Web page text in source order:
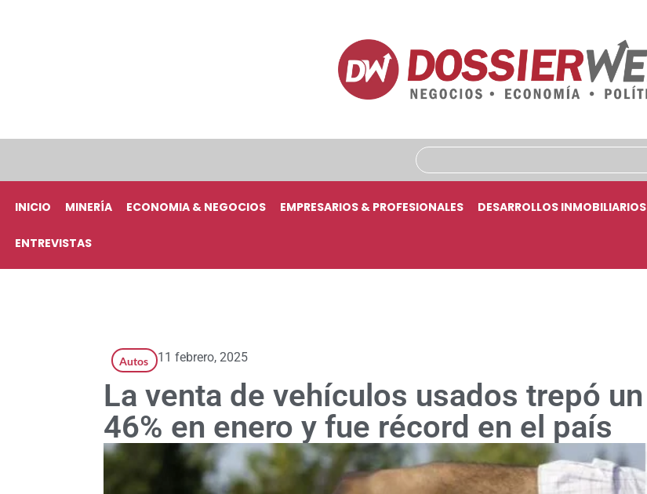
INICIO MINERÍA ECONOMIA & NEGOCIOS EMPRESARIOS & PROFESIONALES DESARROLLOS INMOBILIARIOS
ENTREVISTAS
Autos 11 febrero, 2025
La venta de vehículos usados trepó un
46% en enero y fue récord en el país